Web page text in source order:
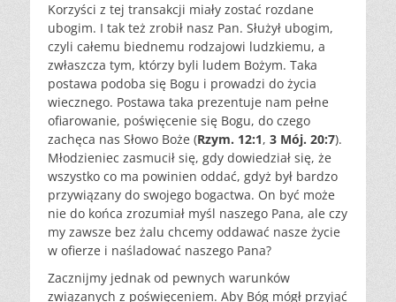
Korzyści z tej transakcji miały zostać rozdane
ubogim. I tak też zrobił nasz Pan. Służył ubogim,
czyli całemu biednemu rodzajowi ludzkiemu, a
zwłaszcza tym, którzy byli ludem Bożym. Taka
postawa podoba się Bogu i prowadzi do życia
wiecznego. Postawa taka prezentuje nam pełne
ofiarowanie, poświęcenie się Bogu, do czego
zachęca nas Słowo Boże (Rzym. 12:1, 3 Mój. 20:7).
Młodzieniec zasmucił się, gdy dowiedział się, że
wszystko co ma powinien oddać, gdyż był bardzo
przywiązany do swojego bogactwa. On być może
nie do końca zrozumiał myśl naszego Pana, ale czy
my zawsze bez żalu chcemy oddawać nasze życie
w ofierze i naśladować naszego Pana?
Zacznijmy jednak od pewnych warunków
związanych z poświęceniem. Aby Bóg mógł przyjąć